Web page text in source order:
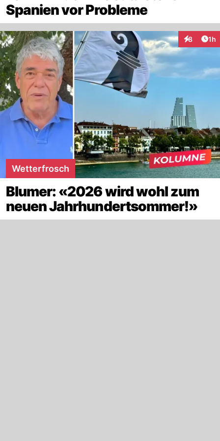
Spanien vor Probleme
8 1h
Wetterfrosch
Blumer: «2026 wird wohl zum
neuen Jahrhundertsommer!»